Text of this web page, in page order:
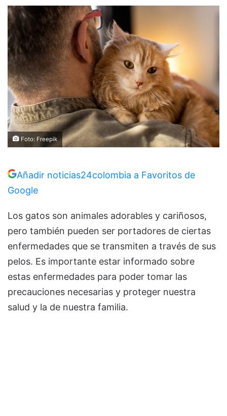
Foto: Freepik
Añadir noticias24colombia a Favoritos de
Google
Los gatos son animales adorables y cariñosos,
pero también pueden ser portadores de ciertas
enfermedades que se transmiten a través de sus
pelos. Es importante estar informado sobre
estas enfermedades para poder tomar las
precauciones necesarias y proteger nuestra
salud y la de nuestra familia.